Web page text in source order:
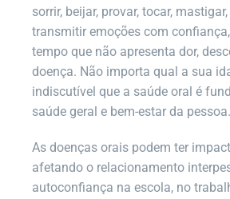
sorrir, beijar, provar, tocar,
transmitir emoções com
tempo que não apresenta dor,
doença. Não importa qual a sua
indiscutível que a saúde oral é
saúde geral e bem-estar da pessoa.
As doenças orais podem ter
afetando o relacionamento
autoconfiança na escola, no